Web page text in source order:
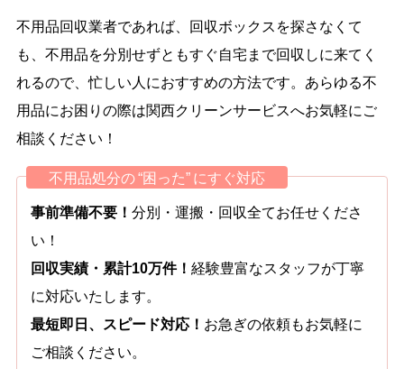
不用品回収業者であれば、回収ボックスを探さなくて
も、不用品を分別せずともすぐ自宅まで回収しに来てく
れるので、忙しい人におすすめの方法です。あらゆる不
用品にお困りの際は関西クリーンサービスへお気軽にご
相談ください！
不用品処分の “困った” にすぐ対応
事前準備不要！分別・運搬・回収全てお任せくださ
い！
回収実績・累計10万件！経験豊富なスタッフが丁寧
に対応いたします。
最短即日、スピード対応！ お急ぎの依頼もお気軽に
ご相談ください。